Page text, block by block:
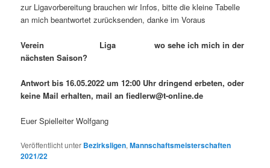
zur Ligavorbereitung brauchen wir Infos, bitte die kleine Tabelle
an mich beantwortet zurücksenden, danke im Voraus
Verein Liga wo sehe ich mich in der
nächsten Saison?
Antwort bis 16.05.2022 um 12:00 Uhr dringend erbeten, oder
keine Mail erhalten, mail an fiedlerw@t-online.de
Euer Spielleiter Wolfgang
Veröffentlicht unter Bezirksligen,Mannschaftsmeisterschaften
2021/22